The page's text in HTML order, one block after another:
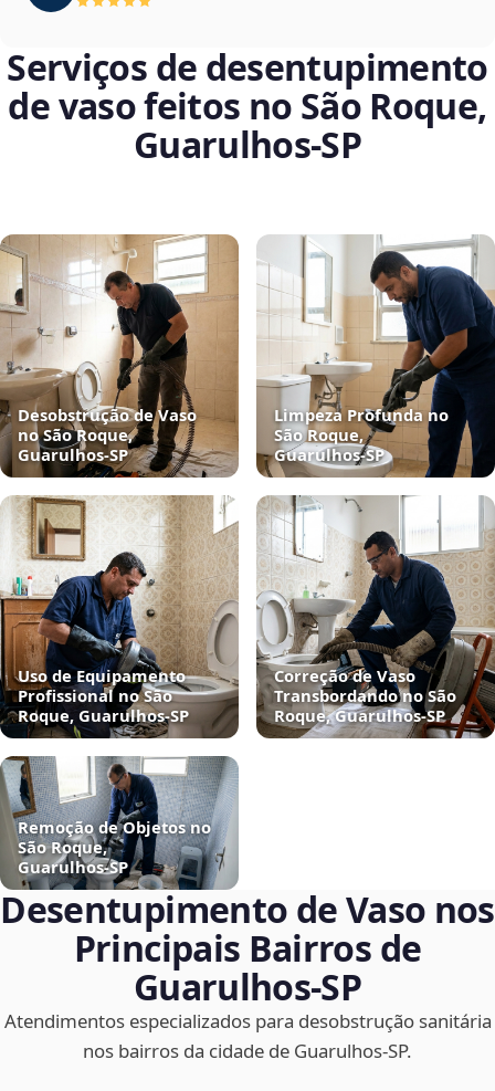
Serviços de desentupimento
de vaso feitos no São Roque,
Guarulhos‑SP
Desobstrução de Vaso
no São Roque,
Guarulhos‑SP
Limpeza Profunda no
São Roque,
Guarulhos‑SP
Uso de Equipamento
Profissional no São
Roque, Guarulhos‑SP
Correção de Vaso
Transbordando no São
Roque, Guarulhos‑SP
Remoção de Objetos no
São Roque,
Guarulhos‑SP
Desentupimento de Vaso nos
Principais Bairros de
Guarulhos‑SP
Atendimentos especializados para desobstrução sanitária
nos bairros da cidade de Guarulhos‑SP.